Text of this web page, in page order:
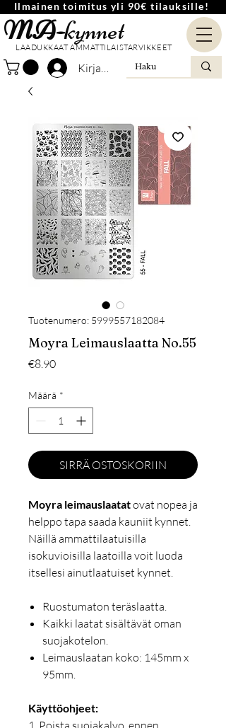
Ilmainen toimitus yli 90€ tilauksille!
MA-kynnet
LAADUKKAAT AMMATTILAISTARVIKKEET
Kirjaudu
Tuotenumero: 5999557182084
Moyra Leimauslaatta No.55
€8.90Hinta
Määrä *
SIRRÄ OSTOSKORIIN
Moyra leimauslaatatovat nopea ja
helppo tapa saada kauniit kynnet.
Näillä ammattilaatuisilla
isokuvioisilla laatoilla voit luoda
itsellesi ainutlaatuiset kynnet.
Ruostumaton teräslaatta.
Kaikki laatat sisältävät oman
suojakotelon.
Leimauslaatan koko: 145mm x
95mm.
Käyttöohjeet: